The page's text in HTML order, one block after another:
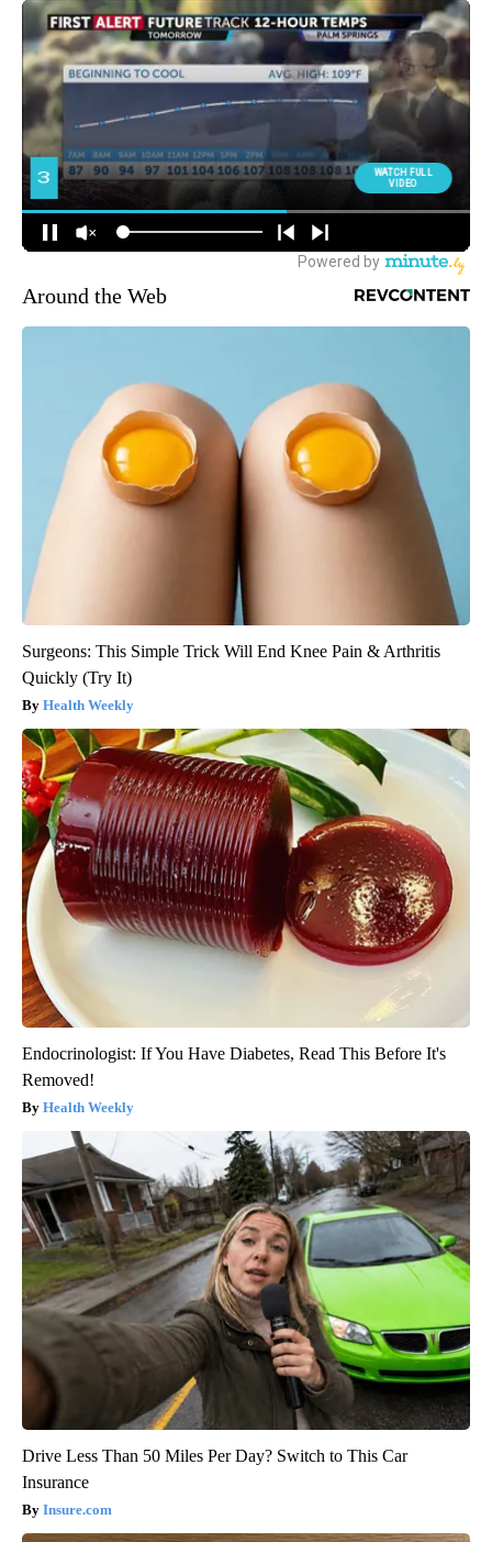
Around the Web
Surgeons: This Simple Trick Will End Knee Pain & Arthritis
Quickly (Try It)
Health Weekly
Endocrinologist: If You Have Diabetes, Read This Before It's
Removed!
Health Weekly
Drive Less Than 50 Miles Per Day? Switch to This Car
Insurance
Insure.com